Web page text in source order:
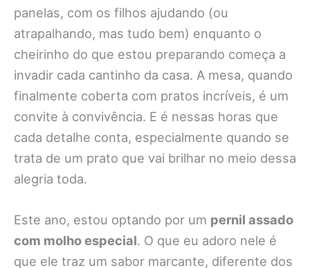
panelas, com os filhos ajudando (ou
atrapalhando, mas tudo bem) enquanto o
cheirinho do que estou preparando começa a
invadir cada cantinho da casa. A mesa, quando
finalmente coberta com pratos incríveis, é um
convite à convivência. E é nessas horas que
cada detalhe conta, especialmente quando se
trata de um prato que vai brilhar no meio dessa
alegria toda.
Este ano, estou optando por um pernil assado
com molho especial. O que eu adoro nele é
que ele traz um sabor marcante, diferente dos